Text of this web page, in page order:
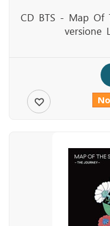
CD BTS - Map Of
versione